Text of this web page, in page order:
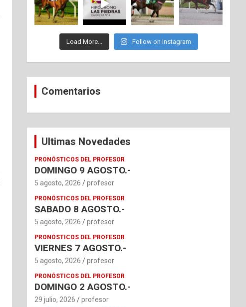
Load More... Follow on Instagram
Comentarios
Ultimas Novedades
PRONÓSTICOS DEL PROFESOR
DOMINGO 9 AGOSTO.-
5 agosto, 2026 profesor
PRONÓSTICOS DEL PROFESOR
SABADO 8 AGOSTO.-
5 agosto, 2026 profesor
PRONÓSTICOS DEL PROFESOR
VIERNES 7 AGOSTO.-
5 agosto, 2026 profesor
PRONÓSTICOS DEL PROFESOR
DOMINGO 2 AGOSTO.-
29 julio, 2026 profesor